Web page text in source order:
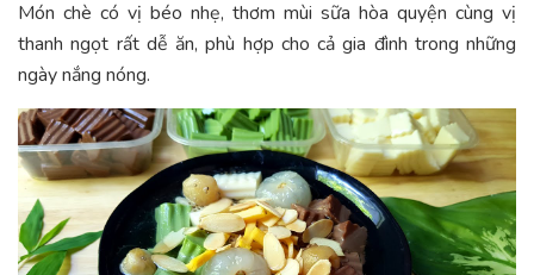
Món chè có vị béo nhẹ, thơm mùi sữa hòa quyện cùng vị
thanh ngọt rất dễ ăn, phù hợp cho cả gia đình trong những
ngày nắng nóng.